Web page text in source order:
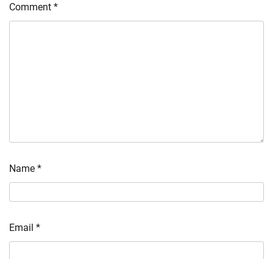
Comment *
Name *
Email *